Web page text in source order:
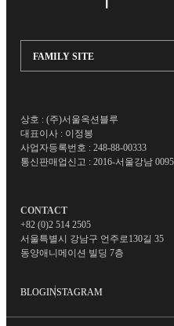
FAMILY SITE
서울옥션
프린트베이커리
서울옥션엑스
상호 : (주)서울옥션블루
대표이사 : 이정봉
사업자등록번호 : 248-88-00333
통신판매업신고 : 2016-서울강남
CONTACT
+82 (0)2 514 2505
서울특별시 강남구 언주로130길 35
동양애니메이션 빌딩 7층
BLOGINSTAGRAM